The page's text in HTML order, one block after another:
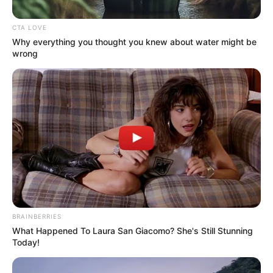
CTA LOVE
Why everything you thought you knew about water might be
wrong
BRAINBERRIES
What Happened To Laura San Giacomo? She's Still Stunning
Today!